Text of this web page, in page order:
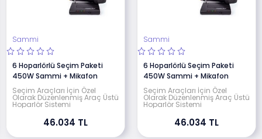
Sammi
6 Hoparlörlü Seçim Paketi
450W Sammi + Mikafon
Seçim Araçları İçin Özel
Olarak Düzenlenmiş Araç Üstü
Hoparlör Sistemi
46.034 TL
Sammi
6 Hoparlörlü Seçim Paketi
450W Sammi + Mikafon
Seçim Araçları İçin Özel
Olarak Düzenlenmiş Araç Üstü
Hoparlör Sistemi
46.034 TL